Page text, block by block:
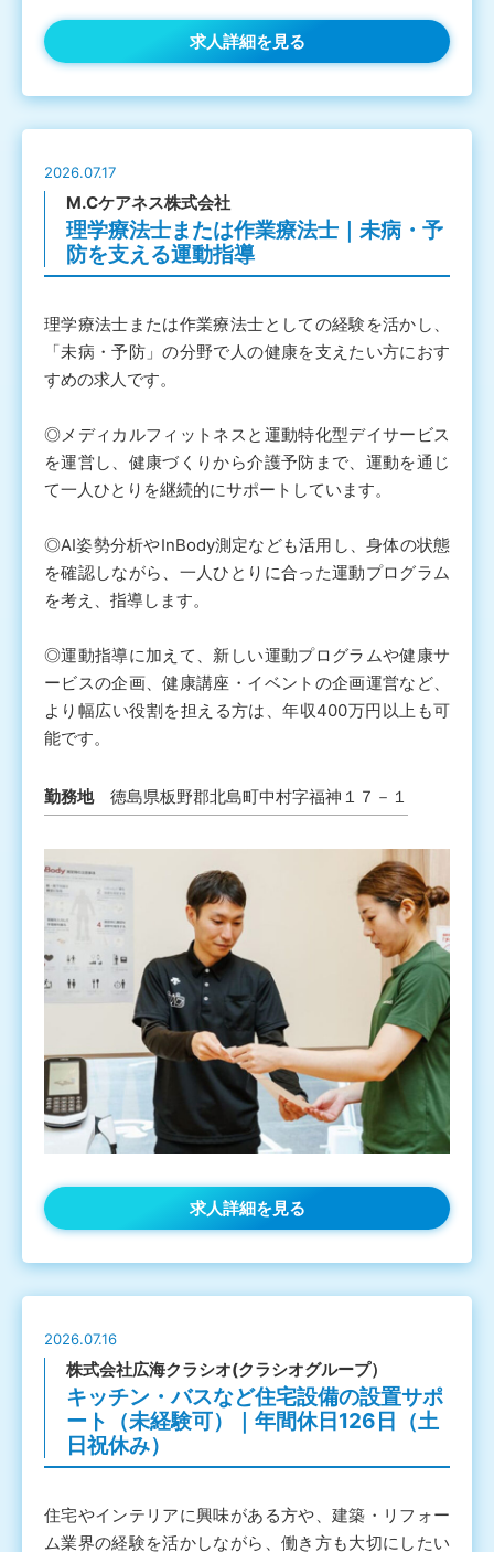
求人詳細を見る
2026.07.17
M.Cケアネス株式会社
理学療法士または作業療法士｜未病・予
防を支える運動指導
理学療法士または作業療法士としての経験を活かし、
「未病・予防」の分野で人の健康を支えたい方におす
すめの求人です。
◎メディカルフィットネスと運動特化型デイサービス
を運営し、健康づくりから介護予防まで、運動を通じ
て一人ひとりを継続的にサポートしています。
◎AI姿勢分析やInBody測定なども活用し、身体の状態
を確認しながら、一人ひとりに合った運動プログラム
を考え、指導します。
◎運動指導に加えて、新しい運動プログラムや健康サ
ービスの企画、健康講座・イベントの企画運営など、
より幅広い役割を担える方は、年収400万円以上も可
能です。
勤務地 徳島県板野郡北島町中村字福神１７－１
求人詳細を見る
2026.07.16
株式会社広海クラシオ(クラシオグループ）
キッチン・バスなど住宅設備の設置サポ
ート（未経験可）｜年間休日126日（土
日祝休み）
住宅やインテリアに興味がある方や、建築・リフォー
ム業界の経験を活かしながら、働き方も大切にしたい